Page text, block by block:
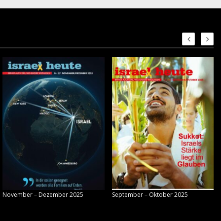
November – Dezember 2025 September – Oktober 2025